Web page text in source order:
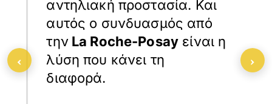
αντηλιακή προστασία. Και
αυτός ο συνδυασμός από
τηνLa Roche-Posay είναι η
λύση που κάνει τη
διαφορά.
‹ ›